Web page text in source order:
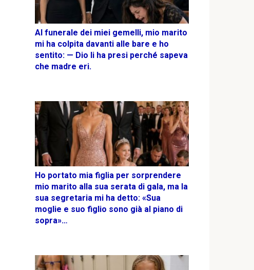
Al funerale dei miei gemelli, mio marito
mi ha colpita davanti alle bare e ho
sentito: — Dio li ha presi perché sapeva
che madre eri.
Ho portato mia figlia per sorprendere
mio marito alla sua serata di gala, ma la
sua segretaria mi ha detto: «Sua
moglie e suo figlio sono già al piano di
sopra»…